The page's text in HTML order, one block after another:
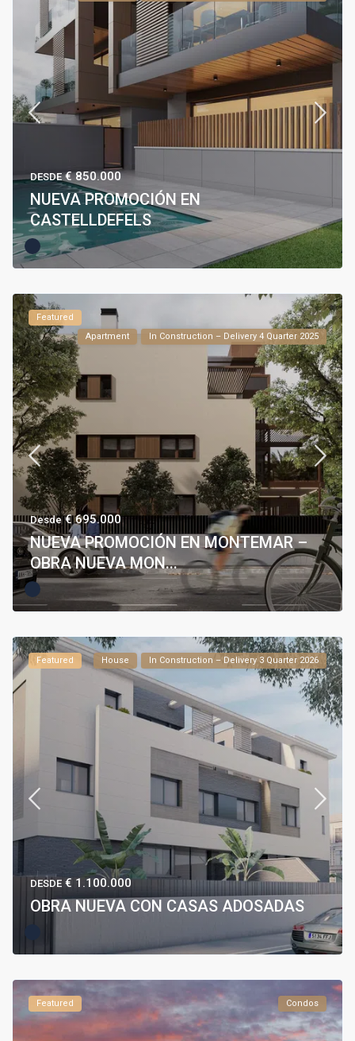
DESDE€ 850.000
NUEVA PROMOCIÓN EN
CASTELLDEFELS
Featured
Apartment
In Construction – Delivery 4 Quarter 2025
Desde€ 695.000
NUEVA PROMOCIÓN EN MONTEMAR –
OBRA NUEVA MON...
Featured House In Construction – Delivery 3 Quarter 2026
DESDE € 1.100.000
OBRA NUEVA CON CASAS ADOSADAS
Featured Condos